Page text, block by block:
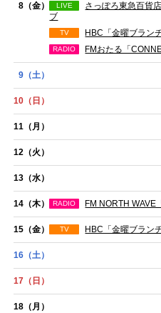
8 （金） LIVE
さっぽろ東急百貨
ブ
TV HBC「金曜ブランチ
RADIO FMおたる「
9 （土）
10 （日）
11 （月）
12 （火）
13 （水）
14 （木） RADIO FM NORTH WAVE
15 （金） TV HBC「金曜ブランチ
16 （土）
17 （日）
18 （月）